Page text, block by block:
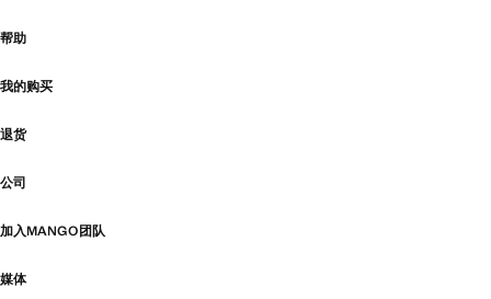
帮助
我的购买
退货
公司
加入MANGO团队
媒体